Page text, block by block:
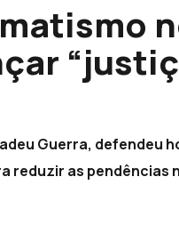
Guerra, defendeu
reduzir as pendências